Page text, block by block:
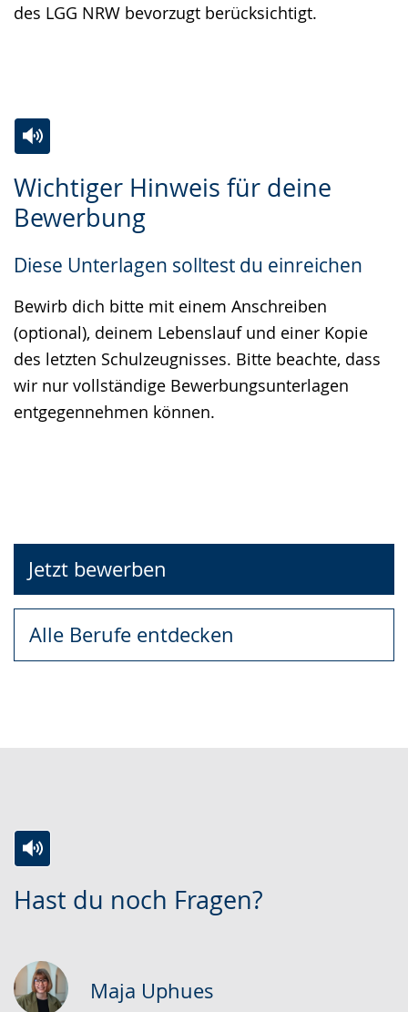
des LGG NRW bevorzugt berücksichtigt.
Wichtiger Hinweis für deine
Bewerbung
Diese Unterlagen solltest du einreichen
Bewirb dich bitte mit einem Anschreiben
(optional), deinem Lebenslauf und einer Kopie
des letzten Schulzeugnisses. Bitte beachte, dass
wir nur vollständige Bewerbungsunterlagen
entgegennehmen können.
Leichten
Sprache
Audio-
Unterstützung.
Video
in
Gebärdensprache
wird
angezeigt.
Jetzt bewerben
Alle Berufe entdecken
Hast du noch Fragen?
Leichten
wechseln.
Audio-
Video
Deutscher
GebärdenspracheMaja Uphues